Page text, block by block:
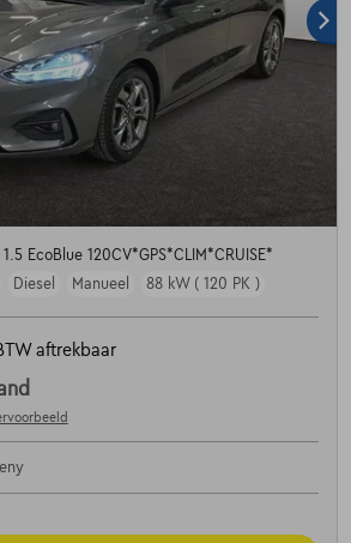
1.5 EcoBlue 120CV*GPS*CLIM*CRUISE*
Diesel Manueel 88 kW ( 120 PK )
aftrekbaar